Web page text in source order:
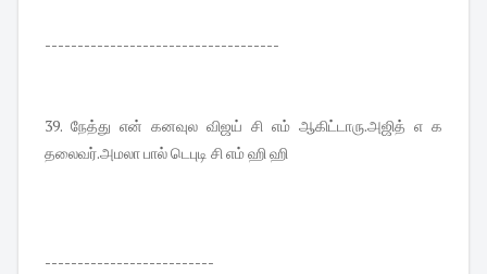
------------------------------------
39. நேத்து என் கனவுல விஜய் சி எம் ஆகிட்டாரு.அஜித் எ க
தலைவர்.அமலா பால் டெபுடி சி எம் ஹி ஹி
--------------------------